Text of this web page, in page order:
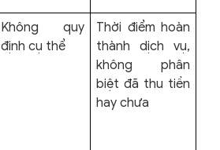
Không quy
định cụ thể
Thời điểm hoàn
thành dịch vụ,
không phân
biệt đã thu tiền
hay chưa